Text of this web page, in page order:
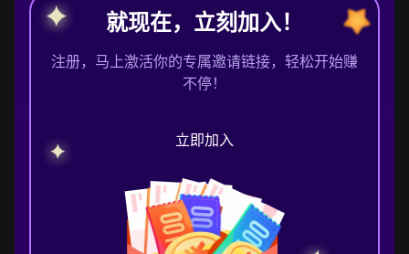
就现在，立刻加入！
注册，马上激活你的专属邀请链接，轻松开始赚
不停！
立即加入